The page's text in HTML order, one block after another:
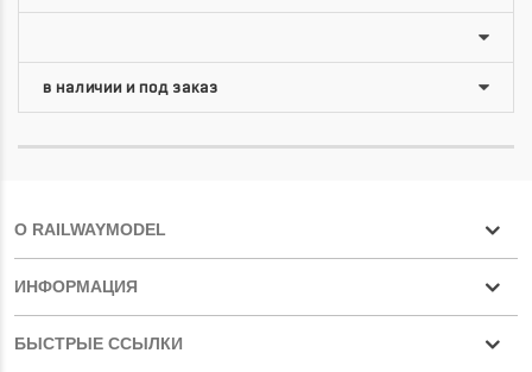
О RAILWAYMODEL
ИНФОРМАЦИЯ
БЫСТРЫЕ ССЫЛКИ